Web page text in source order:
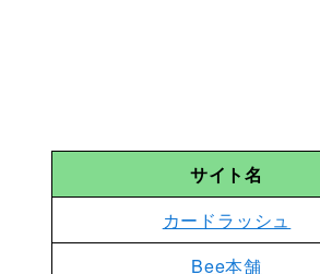
サイト名
カードラッシュ
Bee本舗